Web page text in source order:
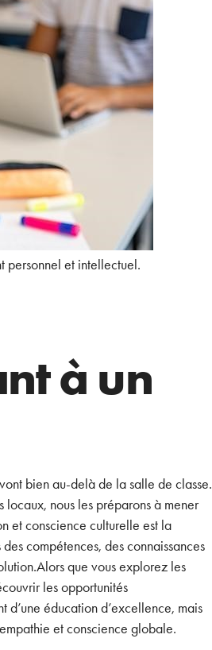
personnel et intellectuel.
à un
bien au-delà de la salle de classe.
nous les préparons à mener
et conscience culturelle est la
compétences, des connaissances
que vous explorez les
les opportunités
d’une éducation d’excellence, mais
et conscience globale.